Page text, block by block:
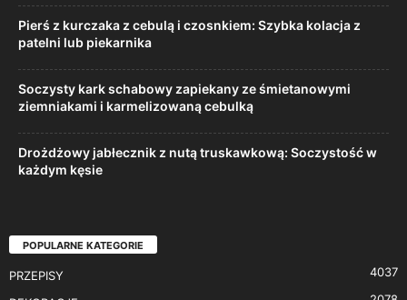
Pierś z kurczaka z cebulą i czosnkiem: Szybka kolacja z
patelni lub piekarnika
Soczysty kark schabowy zapiekany ze śmietanowymi
ziemniakami i karmelizowaną cebulką
Drożdżowy jabłecznik z nutą truskawkową: Soczystość w
każdym kęsie
POPULARNE KATEGORIE
PRZEPISY 4037